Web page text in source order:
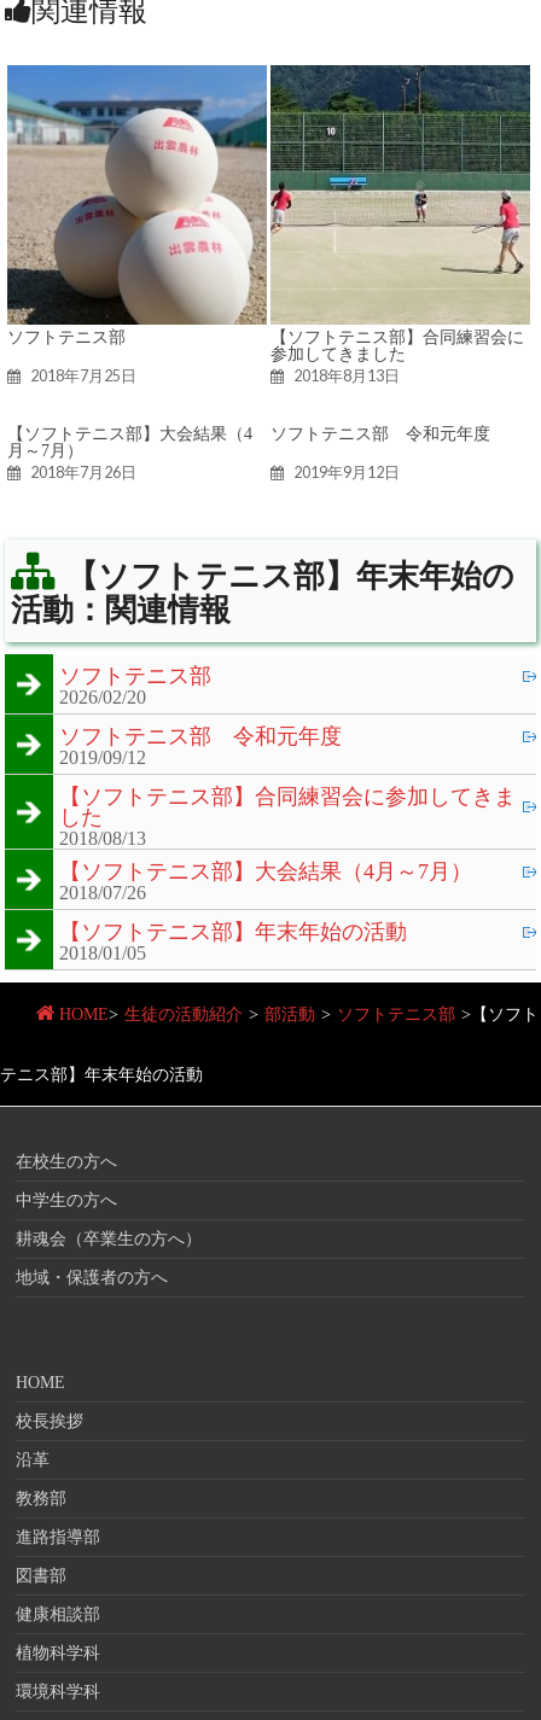
関連情報
ソフトテニス部
2018年7月25日
【ソフトテニス部】合同練習会に
参加してきました
2018年8月13日
【ソフトテニス部】大会結果（4
月～7月）
2018年7月26日
ソフトテニス部 令和元年度
2019年9月12日
【ソフトテニス部】年末年始の
活動：関連情報
ソフトテニス部
2026/02/20
ソフトテニス部 令和元年度
2019/09/12
【ソフトテニス部】合同練習会に参加してきま
した
2018/08/13
【ソフトテニス部】大会結果（4月～7月）
2018/07/26
【ソフトテニス部】年末年始の活動
2018/01/05
HOME> 生徒の活動紹介 > 部活動 > ソフトテニス部 > 【ソフト
テニス部】年末年始の活動
在校生の方へ
中学生の方へ
耕魂会（卒業生の方へ）
地域・保護者の方へ
HOME
校長挨拶
沿革
教務部
進路指導部
図書部
健康相談部
植物科学科
環境科学科